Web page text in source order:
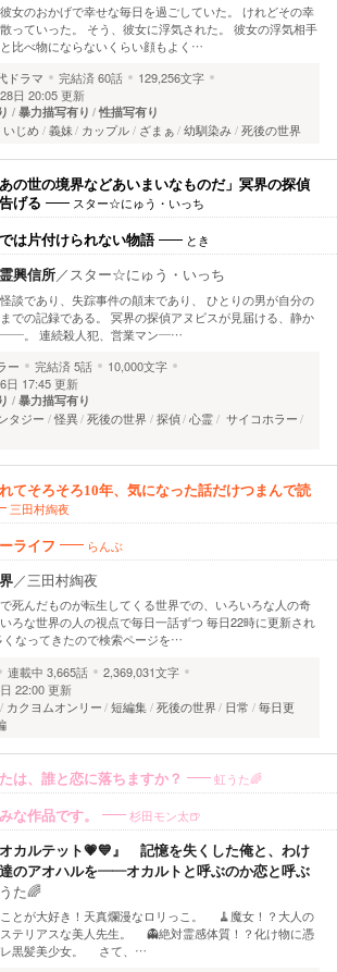
女のおかげで幸せな毎日を過ごしていた。 けれどその幸
っていった。 そう、彼女に浮気された。 彼女の浮気相手
比べ物にならないくらい顔もよく…
ドラマ 完結済60話
129,256文字
日 20:05 更新
暴力描写有り 性描写有り
いじめ 義妹 カップル ざまぁ 幼馴染み 死後の世界
あの世の境界などあいまいなものだ」冥界の探偵
げる
スター☆にゅう・いっち
は片付けられない物語 とき
興信所／スター☆にゅう・いっち
談であり、失踪事件の顛末であり、 ひとりの男が自分の
での記録である。 冥界の探偵アヌビスが見届ける、静か
――。 連続殺人犯、営業マン―…
ー 完結済5話
10,000文字
日 17:45 更新
暴力描写有り
タジー 怪異 死後の世界 探偵 心霊
サイコホラー
てそろそろ10年、気になった話だけつまんで読
三田村綯夜
ライフ らんぶ
／三田村綯夜
死んだものが転生してくる世界での、いろいろな人の奇
ろな世界の人の視点で毎日一話ずつ 毎日22時に更新され
くなってきたので検索ページを…
連載中 3,665話
2,369,031文字
22:00 更新
カクヨムオンリー 短編集 死後の世界 日常
毎日更
、誰と恋に落ちますか？ 虹うた🌈
な作品です。 杉田モン太🍺
カルテット💗💙』 記憶を失くした俺と、わけ
のアオハルを――オカルトと呼ぶのか恋と呼ぶ
た🌈
とが大好き！天真爛漫なロリっこ。 🧹魔女！？大人の
テリアスな美人先生。 👻絶対霊感体質！？化け物に憑
レ黒髪美少女。 さて、…